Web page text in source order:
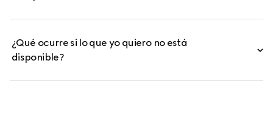
¿Qué ocurre si lo que yo quiero no está
disponible?